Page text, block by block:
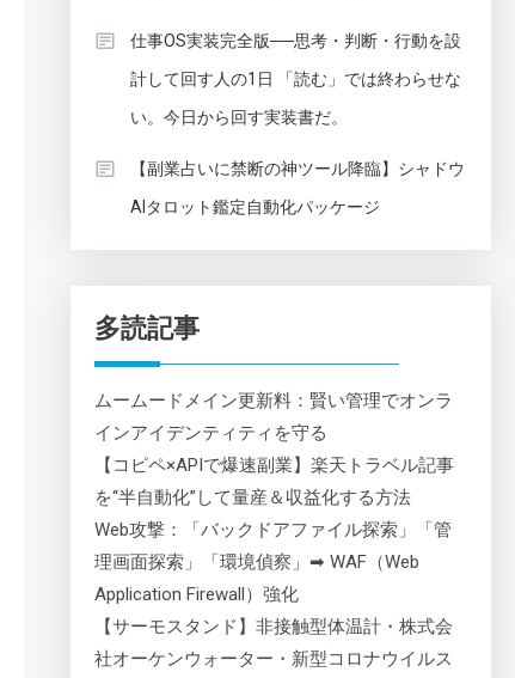
仕事OS実装完全版──思考・判断・行動を設
計して回す人の1日 「読む」では終わらせな
い。今日から回す実装書だ。
【副業占いに禁断の神ツール降臨】シャドウ
AIタロット鑑定自動化パッケージ
多読記事
ムームードメイン更新料：賢い管理でオンラ
インアイデンティティを守る
【コピペ×APIで爆速副業】楽天トラベル記事
を“半自動化”して量産＆収益化する方法
Web攻撃：「バックドアファイル探索」「管
理画面探索」「環境偵察」➡ WAF（Web
Application Firewall）強化
【サーモスタンド】非接触型体温計・株式会
社オーケンウォーター・新型コロナウイルス